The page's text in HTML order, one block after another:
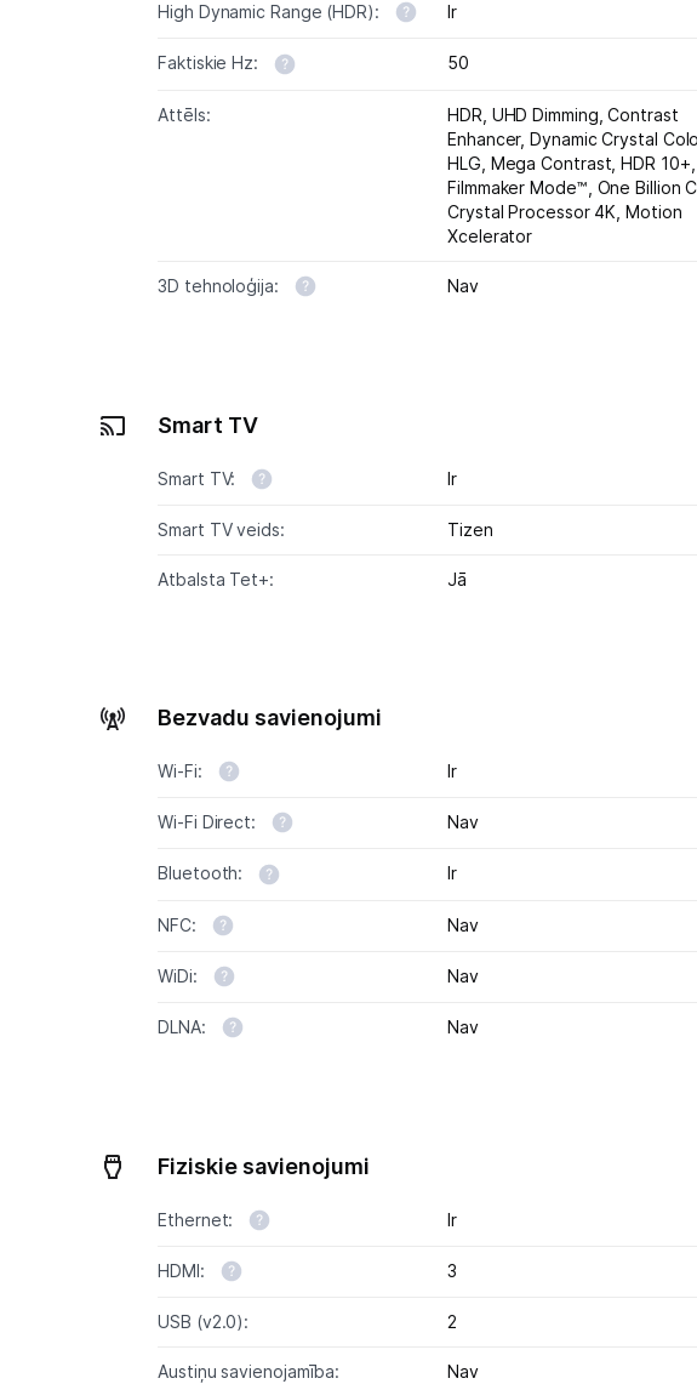
Blogs
Piegāde un
High Dynamic Range (HDR): Ir
Faktiskie Hz: 50
Attēls: HDR, UHD Dimming,Contrast
Enhancer,Dynamic Crystal
HLG, Mega Contrast,HDR 10+,
Filmmaker Mode™, One Billion
Crystal Processor 4K,Motion
Xcelerator
3D tehnoloģija: Nav
Smart TV
Smart TV: Ir
Smart TV veids: Tizen
Atbalsta Tet+: Jā
Bezvadu savienojumi
Wi-Fi: Ir
Wi-Fi Direct: Nav
Bluetooth: Ir
NFC: Nav
WiDi: Nav
DLNA: Nav
Fiziskie savienojumi
Ethernet: Ir
HDMI: 3
USB (v2.0): 2
Austiņu savienojamība: Nav